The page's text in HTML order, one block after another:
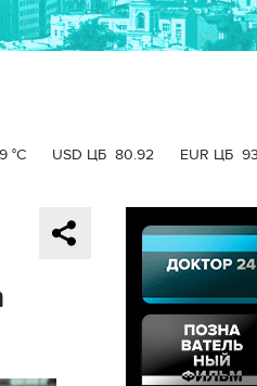
°C USD ЦБ 80.92 EUR ЦБ